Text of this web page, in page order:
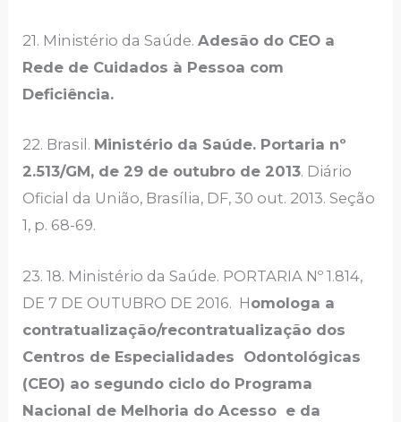
21. Ministério da Saúde.Adesão do CEO a
Rede de Cuidados à Pessoa com
Deficiência.
22. Brasil. Ministério da Saúde. Portaria nº
2.513/GM, de 29 de outubro de 2013. Diário
Oficial da União, Brasília, DF, 30 out. 2013. Seção
1, p. 68-69.
23. 18. Ministério da Saúde. PORTARIA Nº 1.814,
DE 7 DE OUTUBRO DE 2016. Homologa a
contratualização/recontratualização dos
Centros de Especialidades Odontológicas
(CEO) ao segundo ciclo do Programa
Nacional de Melhoria do Acesso e da